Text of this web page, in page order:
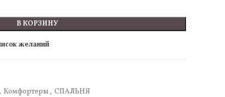
В КОРЗИНУ
желаний
, Комфортеры , СПАЛЬНЯ